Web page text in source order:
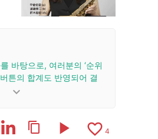
바탕으로, 여러분의 ‘순위
버튼의 합계도 반영되어 결
추가·업데이트.
keyboard_arrow_down
content_copy play_arrow favorite_border 4